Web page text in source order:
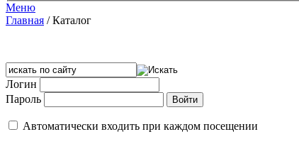
Меню
Главная /Каталог
Логин
Пароль
Автоматически входить при каждом посещении